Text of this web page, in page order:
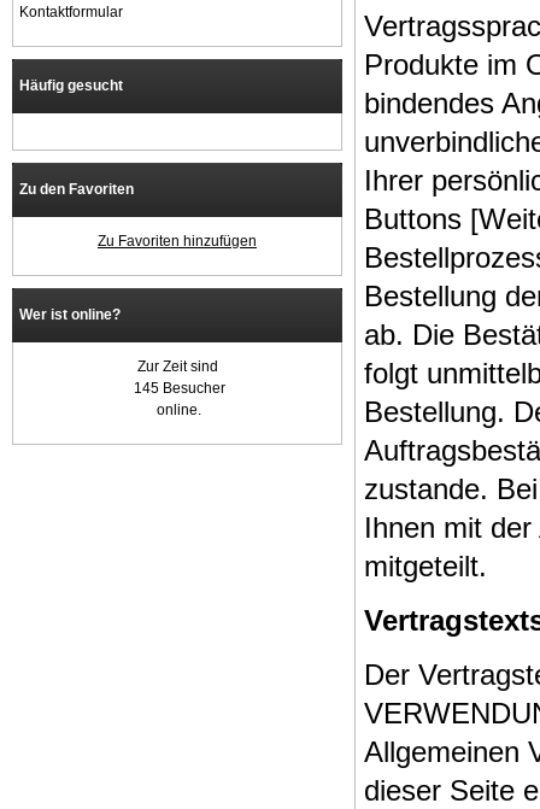
Kontaktformular
Häufig gesucht
Zu den Favoriten
Zu Favoriten hinzufügen
Wer ist online?
Zur Zeit sind
145 Besucher
online.
Produkte im
bindendes
Ihrer
Buttons
Bestellung
ab. Die
folgt
Bestellung.
zustande.
Ihnen mit
mitgeteilt.
Der
Allgemeinen
dieser Seite